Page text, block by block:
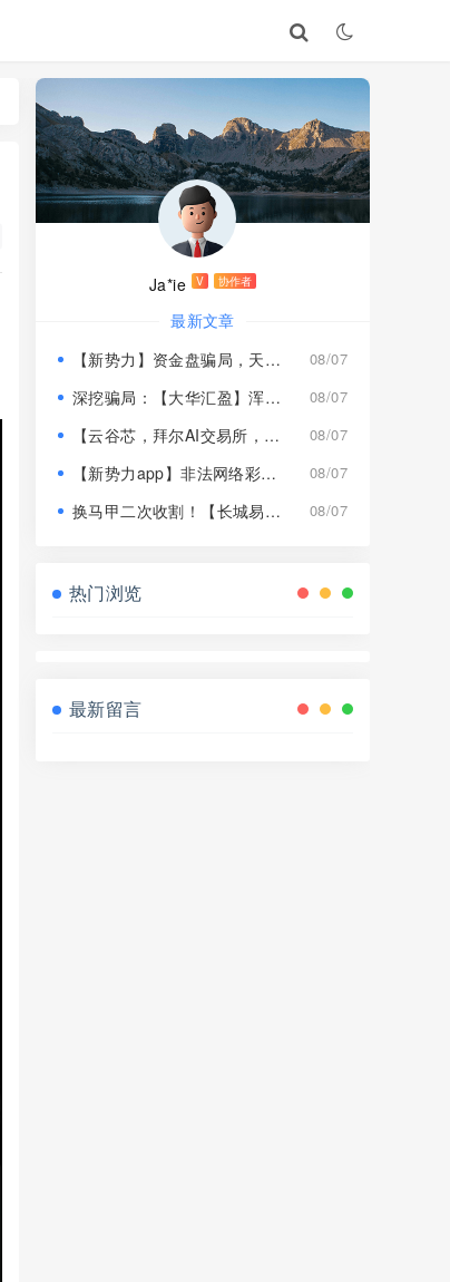
Ja*ie V 协作者
最新文章
【新势力】资金盘骗局，天宫国际和平娱乐的狗推换个马甲又来割韭菜！
08/07
深挖骗局：【大华汇盈】浑身造假，冒用演员充当总监，啼笑皆非！ 08/07
【云谷芯，拜尔AI交易所，塔吉跨境电商】这3个项目都是骗局，近期跑路跟即将崩盘收割，赶紧远离！ 08/07
【新势力app】非法网络彩票骗局，“天宫国际”和“和平娱乐”骗子搞的杀猪盘，远离！ 08/07
换马甲二次收割！【长城易趣】平移【康盛科技】又是致命骗局！ 08/07
热门浏览
最新留言